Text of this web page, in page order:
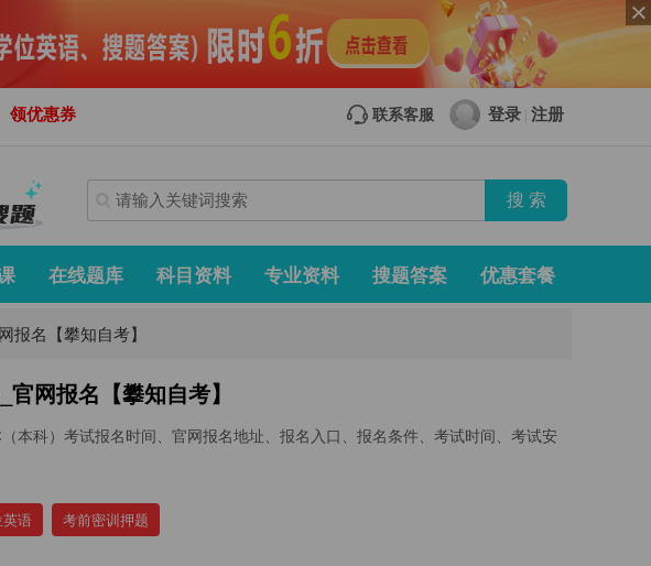
领优惠券 联系客服 登录 注册
在线题库 科目资料 专业资料 搜题答案 优惠套餐
报名【攀知自考】
网报名【攀知自考】
本科）考试报名时间、官网报名地址、报名入口、报名条件、考试时间、考试安
语 考前密训押题